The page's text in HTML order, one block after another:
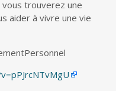
vous trouverez une
aider à vivre une vie